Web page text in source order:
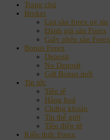
Trang chủ
Broker
List sàn forex uy tín
Đánh giá sàn Forex
Giấy phép sàn Forex
Bonus Forex
Deposit
No Deposit
Gửi Bonus mới
Tin tức
Tiền tệ
Hàng hoá
Chứng khoán
Tin thế giới
Tiền điện tử
Kiến thức Forex